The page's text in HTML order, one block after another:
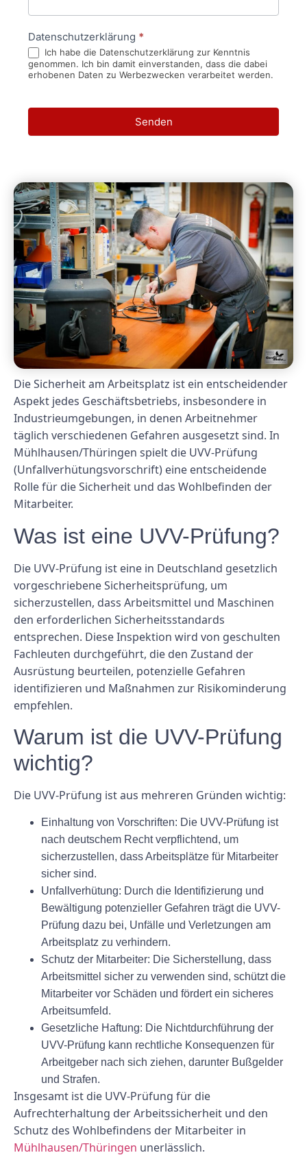
Datenschutzerklärung *
Ich habe die Datenschutzerklärung zur Kenntnis
genommen. Ich bin damit einverstanden, dass die dabei
erhobenen Daten zu Werbezwecken verarbeitet werden.
Senden
Die Sicherheit am Arbeitsplatz ist ein entscheidender
Aspekt jedes Geschäftsbetriebs, insbesondere in
Industrieumgebungen, in denen Arbeitnehmer
täglich verschiedenen Gefahren ausgesetzt sind. In
Mühlhausen/Thüringen spielt die UVV-Prüfung
(Unfallverhütungsvorschrift) eine entscheidende
Rolle für die Sicherheit und das Wohlbefinden der
Mitarbeiter.
Was ist eine UVV-Prüfung?
Die UVV-Prüfung ist eine in Deutschland gesetzlich
vorgeschriebene Sicherheitsprüfung, um
sicherzustellen, dass Arbeitsmittel und Maschinen
den erforderlichen Sicherheitsstandards
entsprechen. Diese Inspektion wird von geschulten
Fachleuten durchgeführt, die den Zustand der
Ausrüstung beurteilen, potenzielle Gefahren
identifizieren und Maßnahmen zur Risikominderung
empfehlen.
Warum ist die UVV-Prüfung
wichtig?
Die UVV-Prüfung ist aus mehreren Gründen wichtig:
Einhaltung von Vorschriften: Die UVV-Prüfung ist
nach deutschem Recht verpflichtend, um
sicherzustellen, dass Arbeitsplätze für Mitarbeiter
sicher sind.
Unfallverhütung: Durch die Identifizierung und
Bewältigung potenzieller Gefahren trägt die UVV-
Prüfung dazu bei, Unfälle und Verletzungen am
Arbeitsplatz zu verhindern.
Schutz der Mitarbeiter: Die Sicherstellung, dass
Arbeitsmittel sicher zu verwenden sind, schützt die
Mitarbeiter vor Schäden und fördert ein sicheres
Arbeitsumfeld.
Gesetzliche Haftung: Die Nichtdurchführung der
UVV-Prüfung kann rechtliche Konsequenzen für
Arbeitgeber nach sich ziehen, darunter Bußgelder
und Strafen.
Insgesamt ist die UVV-Prüfung für die
Aufrechterhaltung der Arbeitssicherheit und den
Schutz des Wohlbefindens der Mitarbeiter in
Mühlhausen/Thüringen unerlässlich.